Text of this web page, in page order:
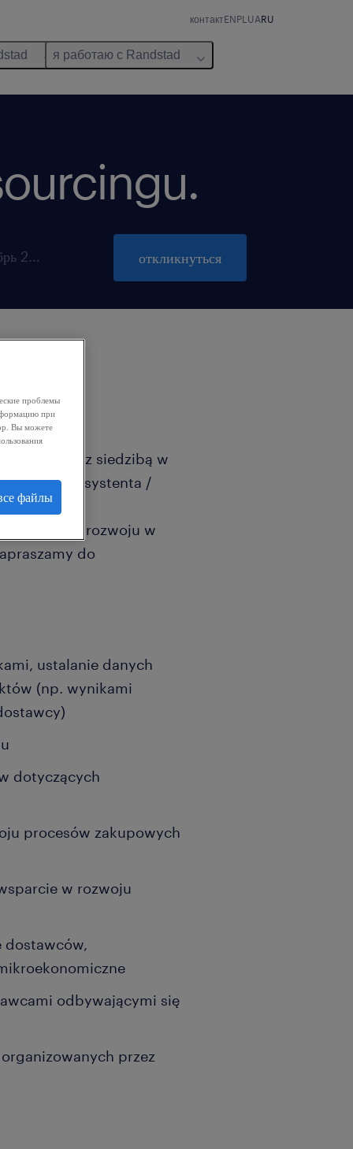
контактENPL UARU
я работаю с Randstad
закрывается 31 октябрь 2026 откликнуться
z siedzibą w
Asystenta /
osobą
chęć rozwoju w
do
ustalanie danych
(np. wynikami
dotyczących
procesów zakupowych
w rozwoju
dostawców,
odbywającymi się
przez
проблемы
при
Вы можете
файлы